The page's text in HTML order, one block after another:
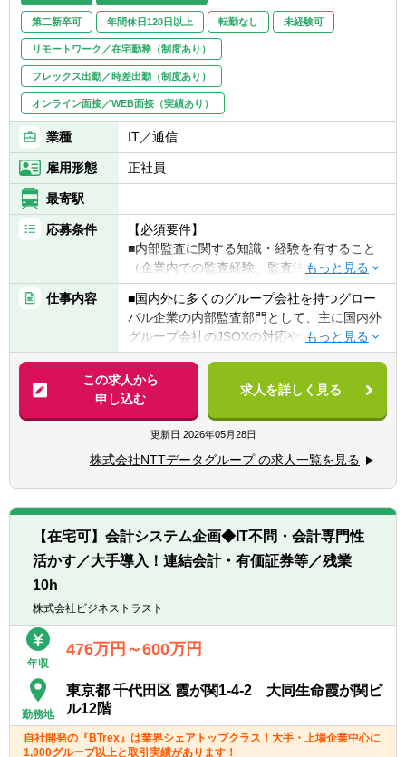
す。
【当社の魅力】
■当社は主に断熱材やガスケットなど”熱や高
温のガス、蒸気を「断つ、保つ」技術”に強み
を持った製品を作っています。
■当社製品は発電、石油化学、建材、半導
体、自動車、航空宇宙等幅広い業界と取引が
あり、景気や業界不振に左右されにくい体制
が取れています。
ある安定企業です。リーマンショック時にも
売上に大きなへこみもなく、現在まで安定的
に推移しています。
【働き方】
■休日：土日祝休み
■年間休日：128日
第二新卒可 年間休日120日以上 転勤なし 未経験可
リモートワーク／在宅勤務（制度あり）
フレックス出勤／時差出勤（制度あり）
オンライン面接／WEB面接（実績あり）
業種 IT／通信
雇用形態 正社員
最寄駅
応募条件
【必須要件】
■内部監査に関する知識・経験を有すること
（企業内での監査経験、監査法人での監査経
験等）
■ビジネスレベルの英会話（英語での会議、
メール、インタビューなど）
【歓迎条件】
■海外に本社機能を持つ企業グループにおけ
る内部監査経験、海外に子会社がある企業グ
ループでの内部監査経験など
■他言語力：英語、中国語、スペイン語
■資格：公認内部監査人（CIA）、公認情報シ
公認会計士、USCPA等
仕事内容
■国内外に多くのグループ会社を持つグロー
バル企業の内部監査部門として、主に国内外
グループ会社のJSOXの対応や内部監査を行
う。
■社内の監査チームのみでなく、海外グルー
プ会社の監査部門や監査の窓口となる組織と
連携の上、同グループの内部統制の評価を推
進する。
また、業務プロセスの監査・情報セキュリテ
ィの監査、業務データを分析するCAATな
ど、社内・グループ会社に対して行う監査に
携わっていただくことや、
国内グループ会社や海外グループ会社拠点の
監査部門と協力しながら企業グループ全体で
いただく。
■企業におけるビジネスの高度化、複雑化
や、Global連携の高まり、Digital化の流れ、
COVID-19によるNew Normalの流れによる新
たなリスクなど、
査部門に対する期待は年々大きくなっている
この求人から
申し込む
求人を詳しく見る
更新日 2026年05月28日
株式会社NTTデータグループ の求人一覧を見る
【在宅可】会計システム企画◆IT不問・会計専門性
活かす／大手導入！連結会計・有価証券等／残業
10h
株式会社ビジネストラスト
年収
476万円～600万円
勤務地
東京都 千代田区 霞が関1-4-2 大同生命霞が関ビ
ル12階
自社開発の『BTrex』は業界シェアトップクラス！大手・上場企業中心に
1,000グループ以上と取引実績があります！